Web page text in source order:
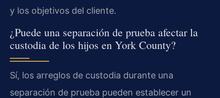
y los objetivos del cliente.
¿Puede una separación de prueba afectar la
custodia de los hijos en York County?
Sí, los arreglos de custodia durante una
separación de prueba pueden establecer un